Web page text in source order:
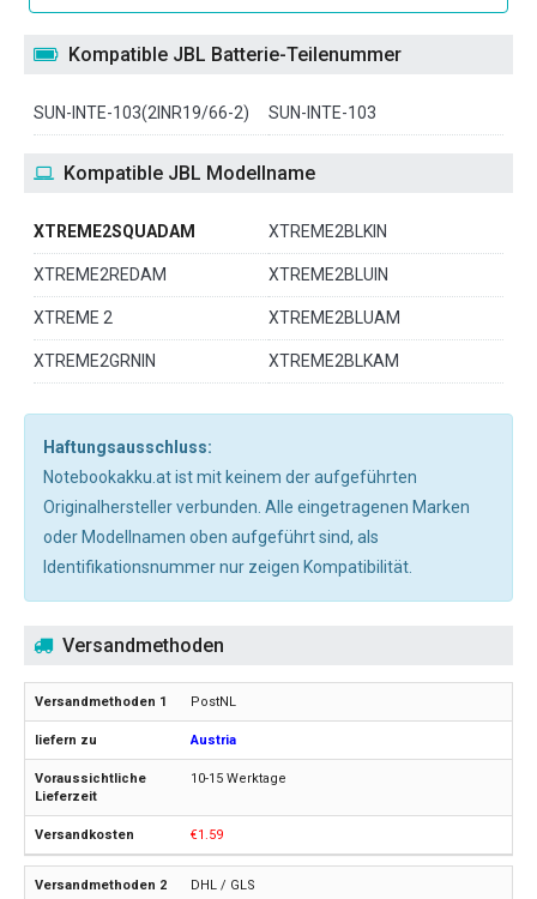
Kompatible JBL Batterie-Teilenummer
SUN-INTE-103(2INR19/66-2) SUN-INTE-103
Kompatible JBL Modellname
XTREME2SQUADAM XTREME2BLKIN
XTREME2REDAM XTREME2BLUIN
XTREME 2 XTREME2BLUAM
XTREME2GRNIN XTREME2BLKAM
Haftungsausschluss:
Notebookakku.at ist mit keinem der aufgeführten
Originalhersteller verbunden. Alle eingetragenen Marken
oder Modellnamen oben aufgeführt sind, als
Identifikationsnummer nur zeigen Kompatibilität.
Versandmethoden
PostNL
Austria
10-15 Werktage
€1.59
DHL / GLS